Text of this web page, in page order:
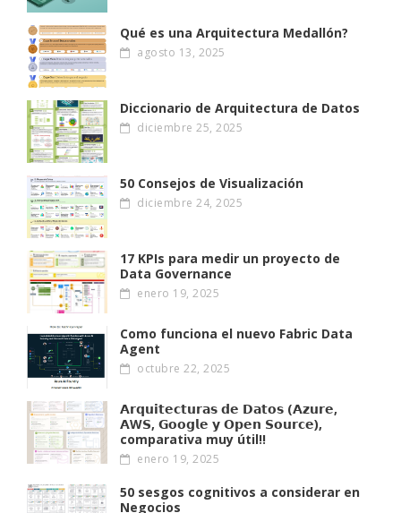
Qué es una Arquitectura Medallón?
agosto 13, 2025
Diccionario de Arquitectura de Datos
diciembre 25, 2025
50 Consejos de Visualización
diciembre 24, 2025
17 KPIs para medir un proyecto de
Data Governance
enero 19, 2025
Como funciona el nuevo Fabric Data
Agent
octubre 22, 2025
𝗔𝗿𝗾𝘂𝗶𝘁𝗲𝗰𝘁𝘂𝗿𝗮𝘀 𝗱𝗲 𝗗𝗮𝘁𝗼𝘀 (𝗔𝘇𝘂𝗿𝗲,
𝗔W𝗦, 𝗚𝗼𝗼𝗴𝗹𝗲 𝘆 𝗢𝗽𝗲𝗻 𝗦𝗼𝘂𝗿𝗰𝗲),
comparativa muy útil!!
enero 19, 2025
50 sesgos cognitivos a considerar en
Negocios